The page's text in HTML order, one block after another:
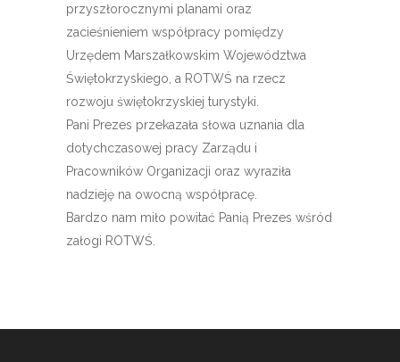
przyszłorocznymi planami oraz
zacieśnieniem współpracy pomiędzy
Urzędem Marszałkowskim Województwa
Świętokrzyskiego , a ROTWŚ na rzecz
rozwoju świętokrzyskiej turystyki.
Pani Prezes przekazała słowa uznania dla
dotychczasowej pracy Zarządu i
Pracowników Organizacji oraz wyraziła
nadzieję na owocną współpracę.
Bardzo nam miło powitać Panią Prezes wśród
załogi ROTWŚ.